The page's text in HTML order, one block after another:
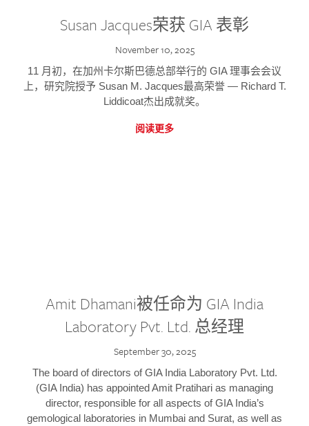
Susan Jacques荣获 GIA 表彰
November 10, 2025
11 月初，在加州卡尔斯巴德总部举行的 GIA 理事会会议
上，研究院授予 Susan M. Jacques最高荣誉 — Richard T.
Liddicoat杰出成就奖。
阅读更多
Amit Dhamani被任命为 GIA India
Laboratory Pvt. Ltd. 总经理
September 30, 2025
The board of directors of GIA India Laboratory Pvt. Ltd.
(GIA India) has appointed Amit Pratihari as managing
director, responsible for all aspects of GIA India’s
gemological laboratories in Mumbai and Surat, as well as